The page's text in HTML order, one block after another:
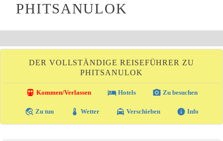
PHITSANULOK
DER VOLLSTÄNDIGE REISEFÜHRER ZU
PHITSANULOK
directions_transit Kommen/Verlassen local_hotelHotels photo_camera Zu besuchen
travel_explore Zu tun thermostat Wetter local_taxi Verschieben info Info